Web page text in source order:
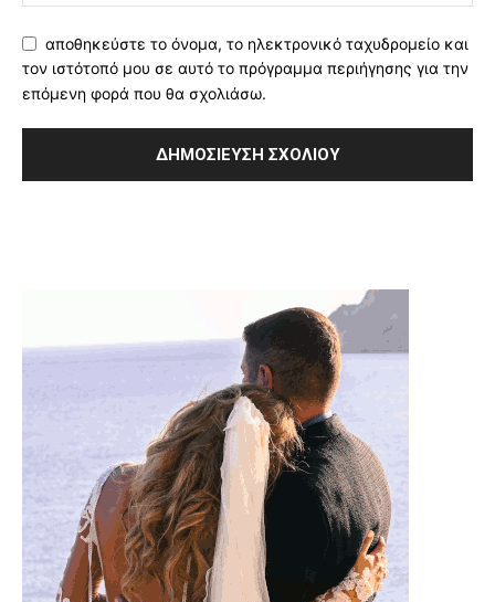
αποθηκεύστε το όνομα, το ηλεκτρονικό ταχυδρομείο και
τον ιστότοπό μου σε αυτό το πρόγραμμα περιήγησης για την
επόμενη φορά που θα σχολιάσω.